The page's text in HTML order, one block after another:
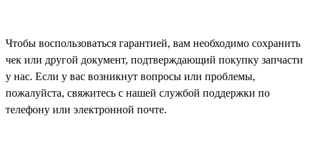
Чтобы воспользоваться гарантией, вам необходимо сохранить
чек или другой документ, подтверждающий покупку запчасти
у нас. Если у вас возникнут вопросы или проблемы,
пожалуйста, свяжитесь с нашей службой поддержки по
телефону или электронной почте.